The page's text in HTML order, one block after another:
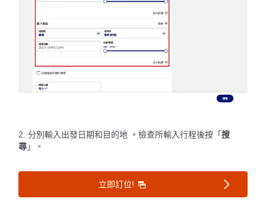
2. 分別輸入出發日期和目的地 。檢查所輸入行程後按「搜
尋」。
立即訂位!